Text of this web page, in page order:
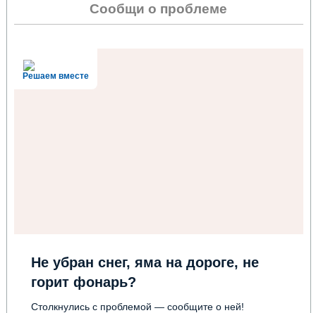
Сообщи о проблеме
Решаем вместе
Не убран снег, яма на дороге, не
горит фонарь?
Столкнулись с проблемой — сообщите о ней!